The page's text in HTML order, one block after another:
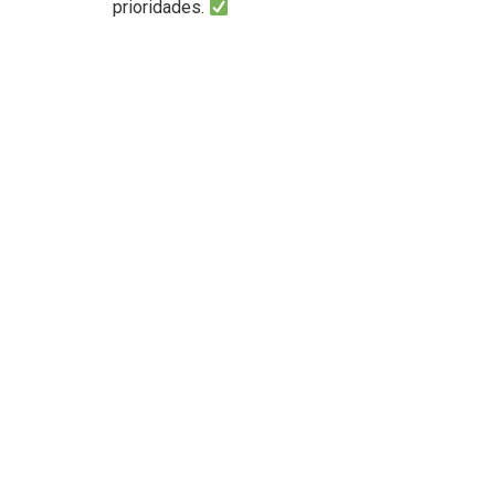
prioridades.